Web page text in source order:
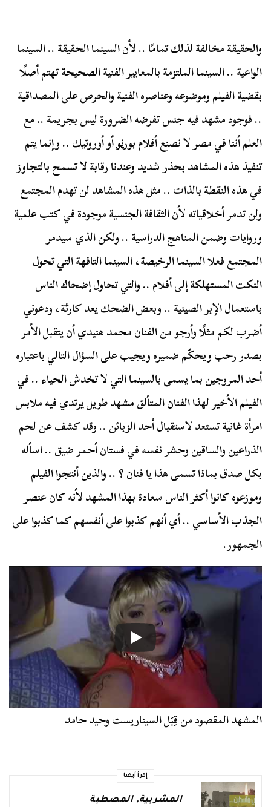
والحقيقة مخالفة لذلك تمامًا .. لأن السينما الحقيقة .. السينما
الواعية .. السينما الملتزمة بالمعايير الفنية الصحيحة تهتم أصلًا
بقضية الفيلم وموضوعه وعناصره الفنية والحرص على المصداقية
.. فوجود مشهد فيه جنس تفرضه الضرورة ليس بجريمة .. مع
العلم أننا في مصر لا نصنع أفلامبورنوأو أوروتيك .. وإنما يتم
تنفيذ هذه المشاهد بحذر شديد وعندنا رقابة لا تسمح بالتجاوز
في هذه النقطة بالذات .. مثل هذه المشاهد لن تهدم المجتمع
ولن تدمر أخلاقياته لأن الثقافة الجنسية موجودة في كتب علمية
وروايات وضمن المناهج الدراسية .. ولكن الذي سيدمر
المجتمع فعلا السينما الرخيصة، السينما التافهة التي تحول
النكت المستهلكة إلى أفلام .. والتي تحاول إضحاك الناس
باستعمال الإبر الصينية .. وبعض الضحك يعد كارثة، ودعوني
أضرب لكم مثلًا وأرجو من الفنان محمد هنيدي أن يتقبل الأمر
بصدر رحب ويحكّم ضميره ويجيب على السؤال التالي باعتباره
أحد المروجين بما يسمى بالسينما التي لا تخدش الحياء .. في
الفيلم الأخيرلهذا الفنان المتألق مشهد طويل يرتدي فيه ملابس
امرأة غانية تستعد لاستقبال أحد الزبائن .. وقد كشف عن لحم
الذراعين والساقين وحشر نفسه في فستان أحمر ضيق .. اسأله
بكل صدق بماذا تسمى هذا يا فنان ؟ .. والذين أنتجوا الفيلم
وموزعوه كانوا أكثر الناس سعادة بهذا المشهد لأنه كان عنصر
الجذب الأساسي .. أي أنهم كذبوا على أنفسهم كما كذبوا على
الجمهور.
المشهد المقصود من قِبَل السيناريست وحيد حامد
إقرأ أيضا
المشربية,المصطبة